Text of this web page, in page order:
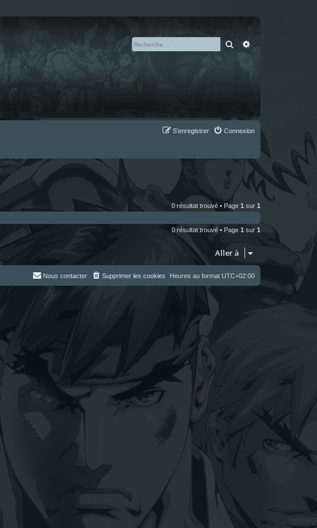
Rechercher
Connexion
S’enregistrer
0 résultat trouvé • Page 1 sur 1
0 résultat trouvé • Page 1 sur 1
Aller à
Heures au format UTC+02:00
Supprimer les cookies
Nous contacter